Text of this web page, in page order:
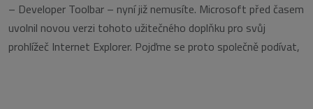
– Developer Toolbar – nyní již nemusíte. Microsoft před časem
uvolnil novou verzi tohoto užitečného doplňku pro svůj
prohlížeč Internet Explorer. Pojďme se proto společně podívat,